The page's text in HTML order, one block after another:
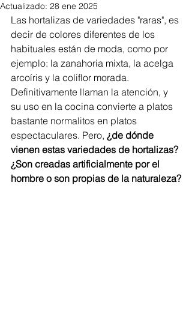
Actualizado: 28 ene 2025
Las hortalizas de variedades "raras", es
decir de colores diferentes de los
habituales están de moda, como por
ejemplo: la zanahoria mixta, la acelga
arcoíris y la coliflor morada.
Definitivamente llaman la atención, y
su uso en la cocina convierte a platos
bastante normalitos en platos
espectaculares. Pero, ¿de dónde
vienen estas variedades de hortalizas?
¿Son creadas artificialmente por el
hombre o son propias de la naturaleza?